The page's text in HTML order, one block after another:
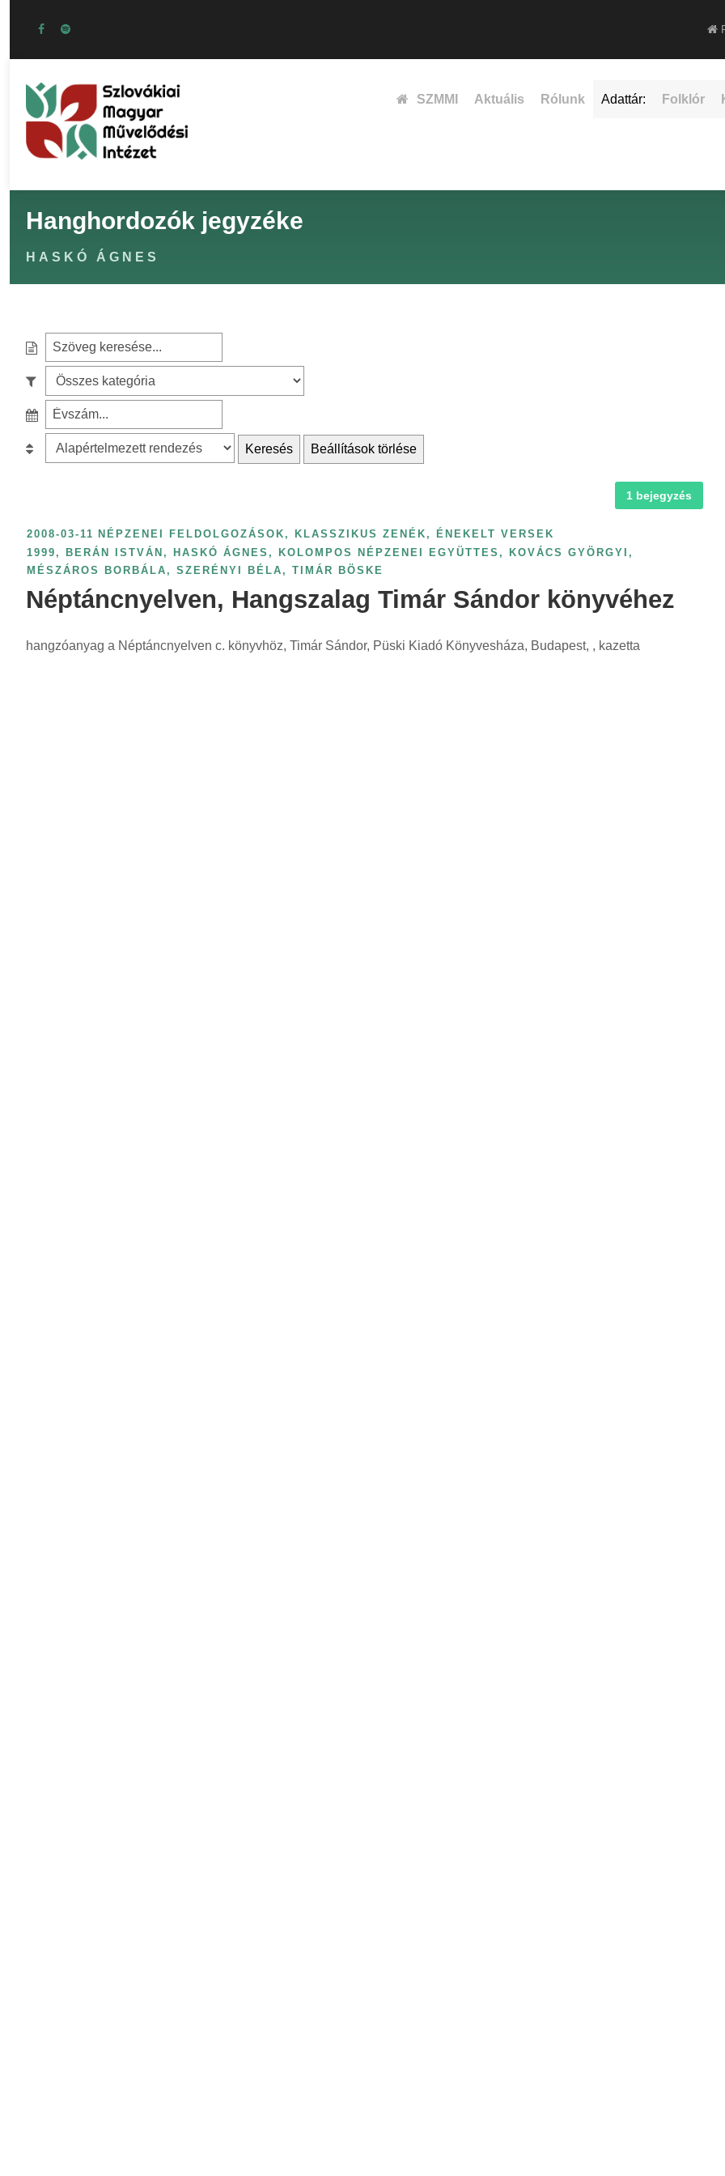
SZMMI Aktuális Rólunk Adattár: Folklór
Hanghordozók jegyzéke
HASKÓ ÁGNES
e
c
:
z
é
a
t
e
g
z
é
v
z
m
e
r
o
l
á
:
Keresés Beállítások törlése
1 bejegyzés
2008-03-11 NÉPZENEI FELDOLGOZÁSOK, KLASSZIKUS ZENÉK, ÉNEKELT VERSEK
1999 , BERÁN ISTVÁN , HASKÓ ÁGNES , KOLOMPOS NÉPZENEI EGYÜTTES , KOVÁCS GYÖRGYI ,
MÉSZÁROS BORBÁLA , SZERÉNYI BÉLA , TIMÁR BÖSKE
Néptáncnyelven, Hangszalag Timár Sándor könyvéhez
hangzóanyag a Néptáncnyelven c. könyvhöz, Timár Sándor, Püski Kiadó Könyvesháza, Budapest, , kazetta